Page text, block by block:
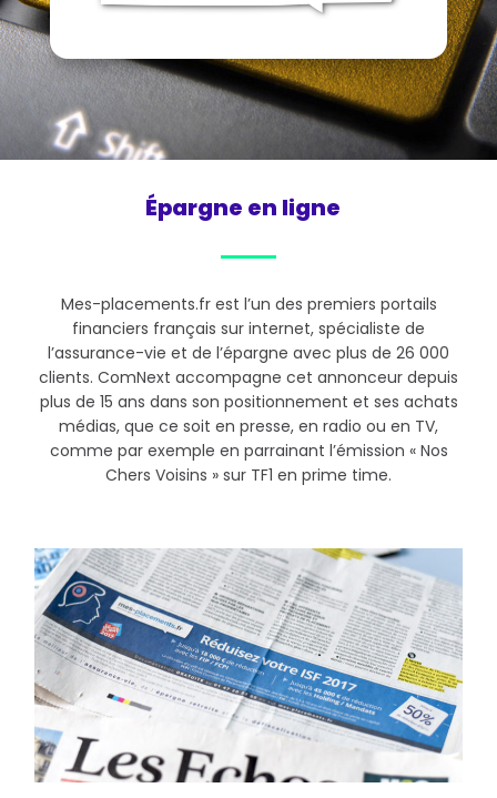
Épargne en ligne
Mes-placements.fr est l’un des premiers portails
financiers français sur internet, spécialiste de
l’assurance-vie et de l’épargne avec plus de 26 000
clients. ComNext accompagne cet annonceur depuis
plus de 15 ans dans son positionnement et ses achats
médias, que ce soit en presse, en radio ou en TV,
comme par exemple en parrainant l’émission « Nos
Chers Voisins » sur TF1 en prime time.